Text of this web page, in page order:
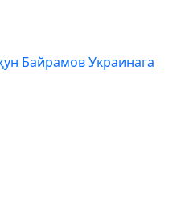
Байрамов Украинага